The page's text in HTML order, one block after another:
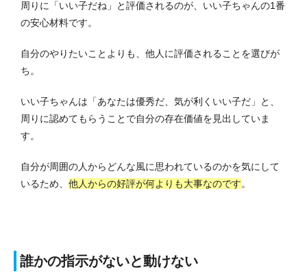
周りに「いい子だね」と評価されるのが、いい子ちゃんの1番
の安心材料です。
自分のやりたいことよりも、他人に評価されることを選びが
ち。
いい子ちゃんは「あなたは優秀だ、気が利くいい子だ」と、
周りに認めてもらうことで自分の存在価値を見出していま
す。
自分が周囲の人からどんな風に思われているのかを気にして
いるため、 他人からの好評が何よりも大事なのです。
誰かの指示がないと動けない